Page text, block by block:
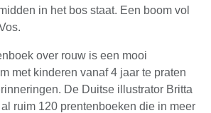
in het bos staat. Een boom vol
over rouw is een mooi
met kinderen vanaf 4 jaar te praten
De Duitse illustrator Britta
ruim 120 prentenboeken die in meer